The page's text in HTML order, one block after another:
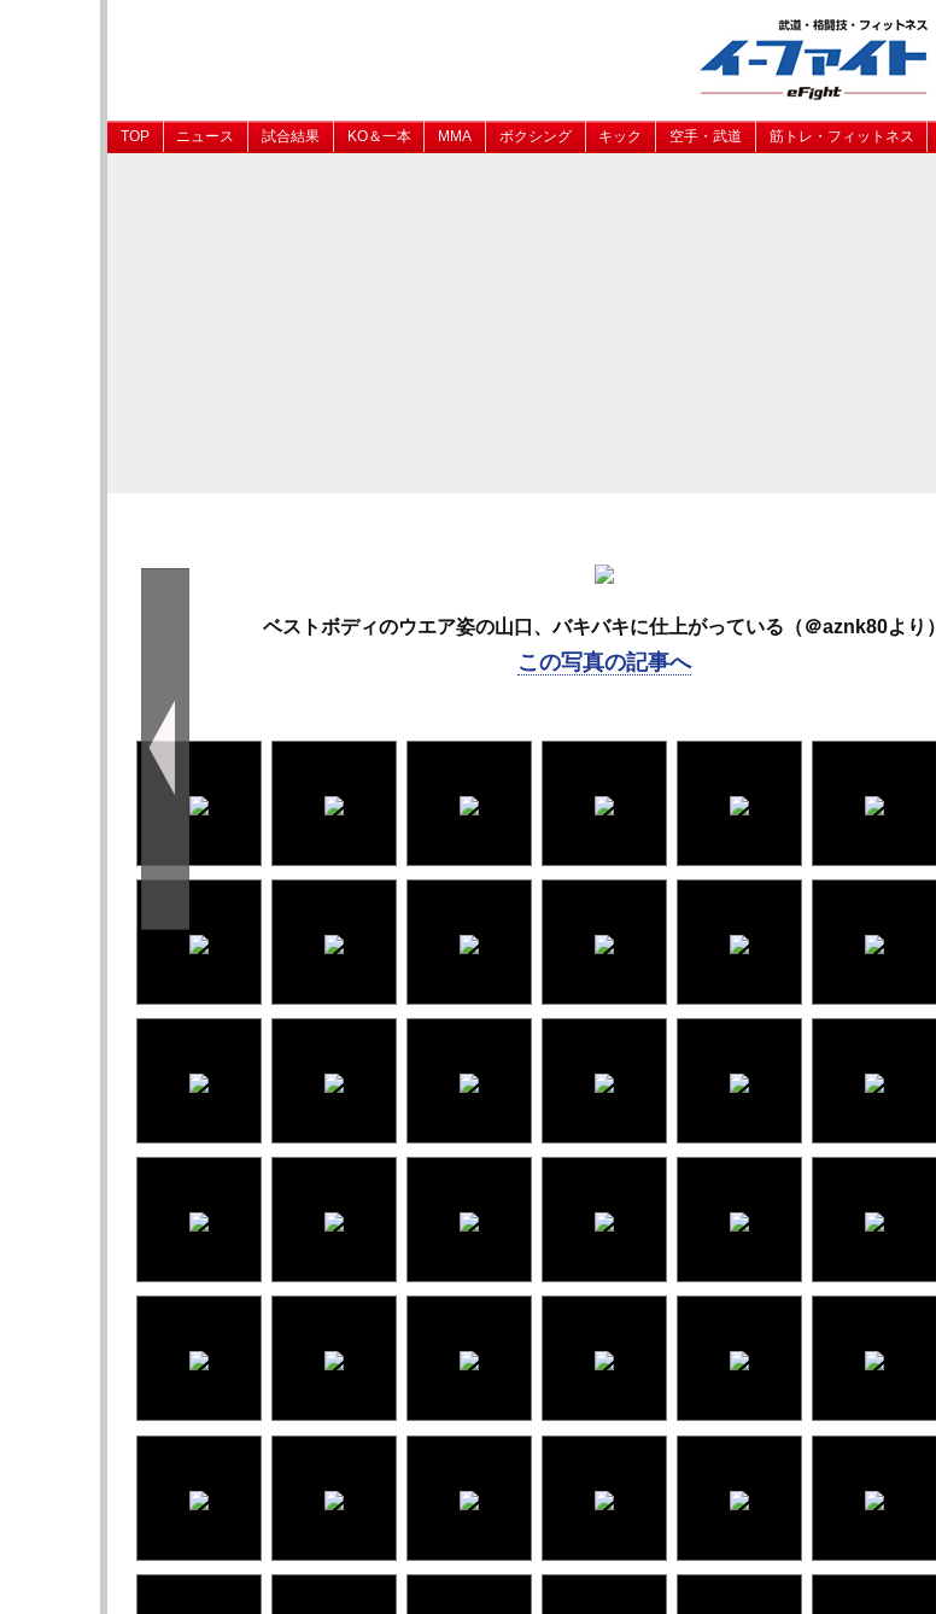
TOP ニュース 試合結果 KO＆一本 MMA ボクシング キック 空手・武道 筋トレ・フィットネス
ベストボディのウエア姿の山口、バキバキに仕上がっている（＠aznk80より）
この写真の記事へ